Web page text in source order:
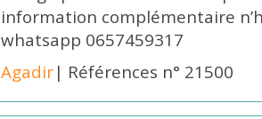
information complémentaire
whatsapp 0657459317
Agadir| Références n° 21500